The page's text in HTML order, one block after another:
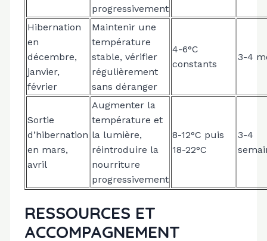
progressivement
Hibernation
en
décembre,
janvier,
février
Maintenir une
température
stable, vérifier
régulièrement
sans déranger
4-6°C
constants
3-4
Sortie
d’hibernation
en mars,
avril
Augmenter la
température et
la lumière,
réintroduire la
nourriture
progressivement
8-12°C puis
18-22°C
3-4
RESSOURCES ET
ACCOMPAGNEMENT